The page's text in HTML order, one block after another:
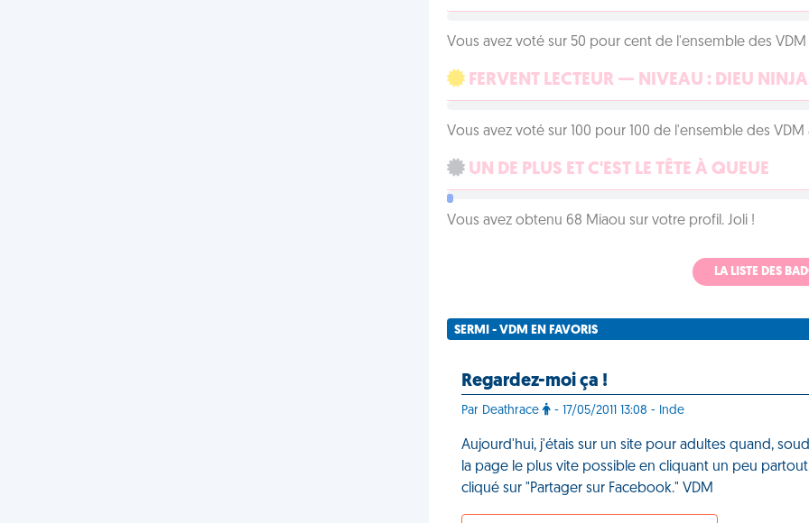
Vous avez voté sur 50 pour cent de l'ensemble des VDM
FERVENT LECTEUR — NIVEAU : DIEU NINJA
Vous avez voté sur 100 pour 100 de l'ensemble des VDM
UN DE PLUS ET C'EST LE TÊTE À QUEUE
Vous avez obtenu 68 Miaou sur votre profil. Joli !
LA LISTE DES
SERMI - VDM EN FAVORIS
Regardez-moi ça !
Par Deathrace - 17/05/2011 13:08 - Inde
Aujourd'hui, j'étais sur un site pour adultes quand,
la page le plus vite possible en cliquant un peu
cliqué sur "Partager sur Facebook." VDM